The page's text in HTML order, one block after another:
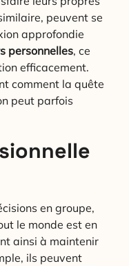
peuvent se
approfondie
personnelles, ce
efficacement.
comment la quête
peut parfois
en groupe,
le monde est en
ainsi à maintenir
ils peuvent